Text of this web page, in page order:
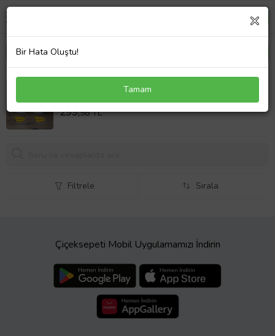
Kral Babam Kupa Bardak Fotoğraflı T Siyah Kulplu
Babaya Hediye Babalar Günü Hediyesi
Sepet Fiyatı
299,98 TL
Filtrele Sırala
Çiçeksepeti Mobil Uygulamamızı İndirin
Bir Hata Oluştu!
Tamam